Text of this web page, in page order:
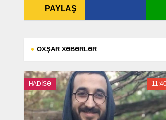
PAYLAŞ
OXŞAR XƏBƏRLƏR
HADİSƏ 11:40